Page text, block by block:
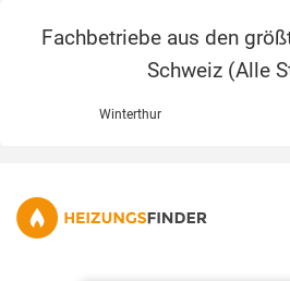
Fachbetriebe aus den
Schweiz (Alle
Winterthur